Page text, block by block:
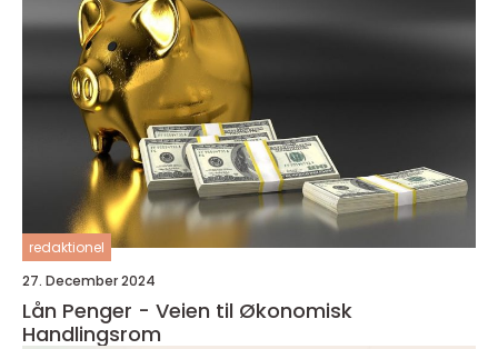
redaktionel
27. December 2024
Lån Penger - Veien til Økonomisk
Handlingsrom